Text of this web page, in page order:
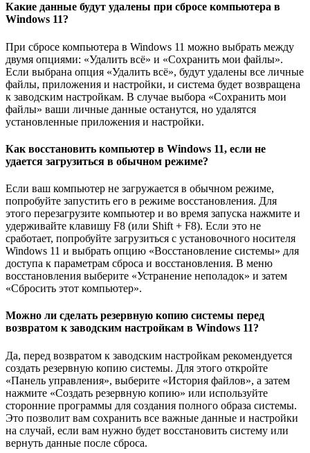
Какие данные будут удалены при сбросе компьютера в
Windows 11?
При сбросе компьютера в Windows 11 можно выбрать между
двумя опциями: «Удалить всё» и «Сохранить мои файлы».
Если выбрана опция «Удалить всё», будут удалены все личные
файлы, приложения и настройки, и система будет возвращена
к заводским настройкам. В случае выбора «Сохранить мои
файлы» ваши личные данные останутся, но удалятся
установленные приложения и настройки.
Как восстановить компьютер в Windows 11, если не
удается загрузиться в обычном режиме?
Если ваш компьютер не загружается в обычном режиме,
попробуйте запустить его в режиме восстановления. Для
этого перезагрузите компьютер и во время запуска нажмите и
удерживайте клавишу F8 (или Shift + F8). Если это не
сработает, попробуйте загрузиться с установочного носителя
Windows 11 и выбрать опцию «Восстановление системы» для
доступа к параметрам сброса и восстановления. В меню
восстановления выберите «Устранение неполадок» и затем
«Сбросить этот компьютер».
Можно ли сделать резервную копию системы перед
возвратом к заводским настройкам в Windows 11?
Да, перед возвратом к заводским настройкам рекомендуется
создать резервную копию системы. Для этого откройте
«Панель управления», выберите «История файлов», а затем
нажмите «Создать резервную копию» или используйте
сторонние программы для создания полного образа системы.
Это позволит вам сохранить все важные данные и настройки
на случай, если вам нужно будет восстановить систему или
вернуть данные после сброса.